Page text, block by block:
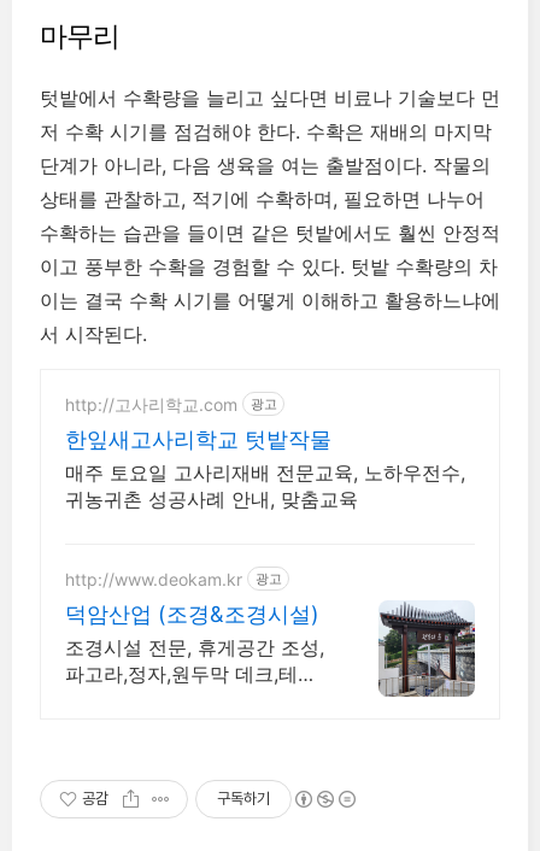
마무리
텃밭에서 수확량을 늘리고 싶다면 비료나 기술보다 먼
저 수확 시기를 점검해야 한다. 수확은 재배의 마지막
단계가 아니라, 다음 생육을 여는 출발점이다. 작물의
상태를 관찰하고, 적기에 수확하며, 필요하면 나누어
수확하는 습관을 들이면 같은 텃밭에서도 훨씬 안정적
이고 풍부한 수확을 경험할 수 있다. 텃밭 수확량의 차
이는 결국 수확 시기를 어떻게 이해하고 활용하느냐에
서 시작된다.
http://고사리학교.com 광고
한잎새고사리학교 텃밭작물
매주 토요일 고사리재배 전문교육, 노하우전수,
귀농귀촌 성공사례 안내, 맞춤교육
http://www.deokam.kr 광고
덕암산업 (조경&조경시설)
조경시설 전문, 휴게공간 조성,
파고라,정자,원두막 데크,테이
공감 구독하기